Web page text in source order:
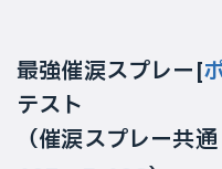
最強催涙スプレー[
テスト
（催涙スプレー共通